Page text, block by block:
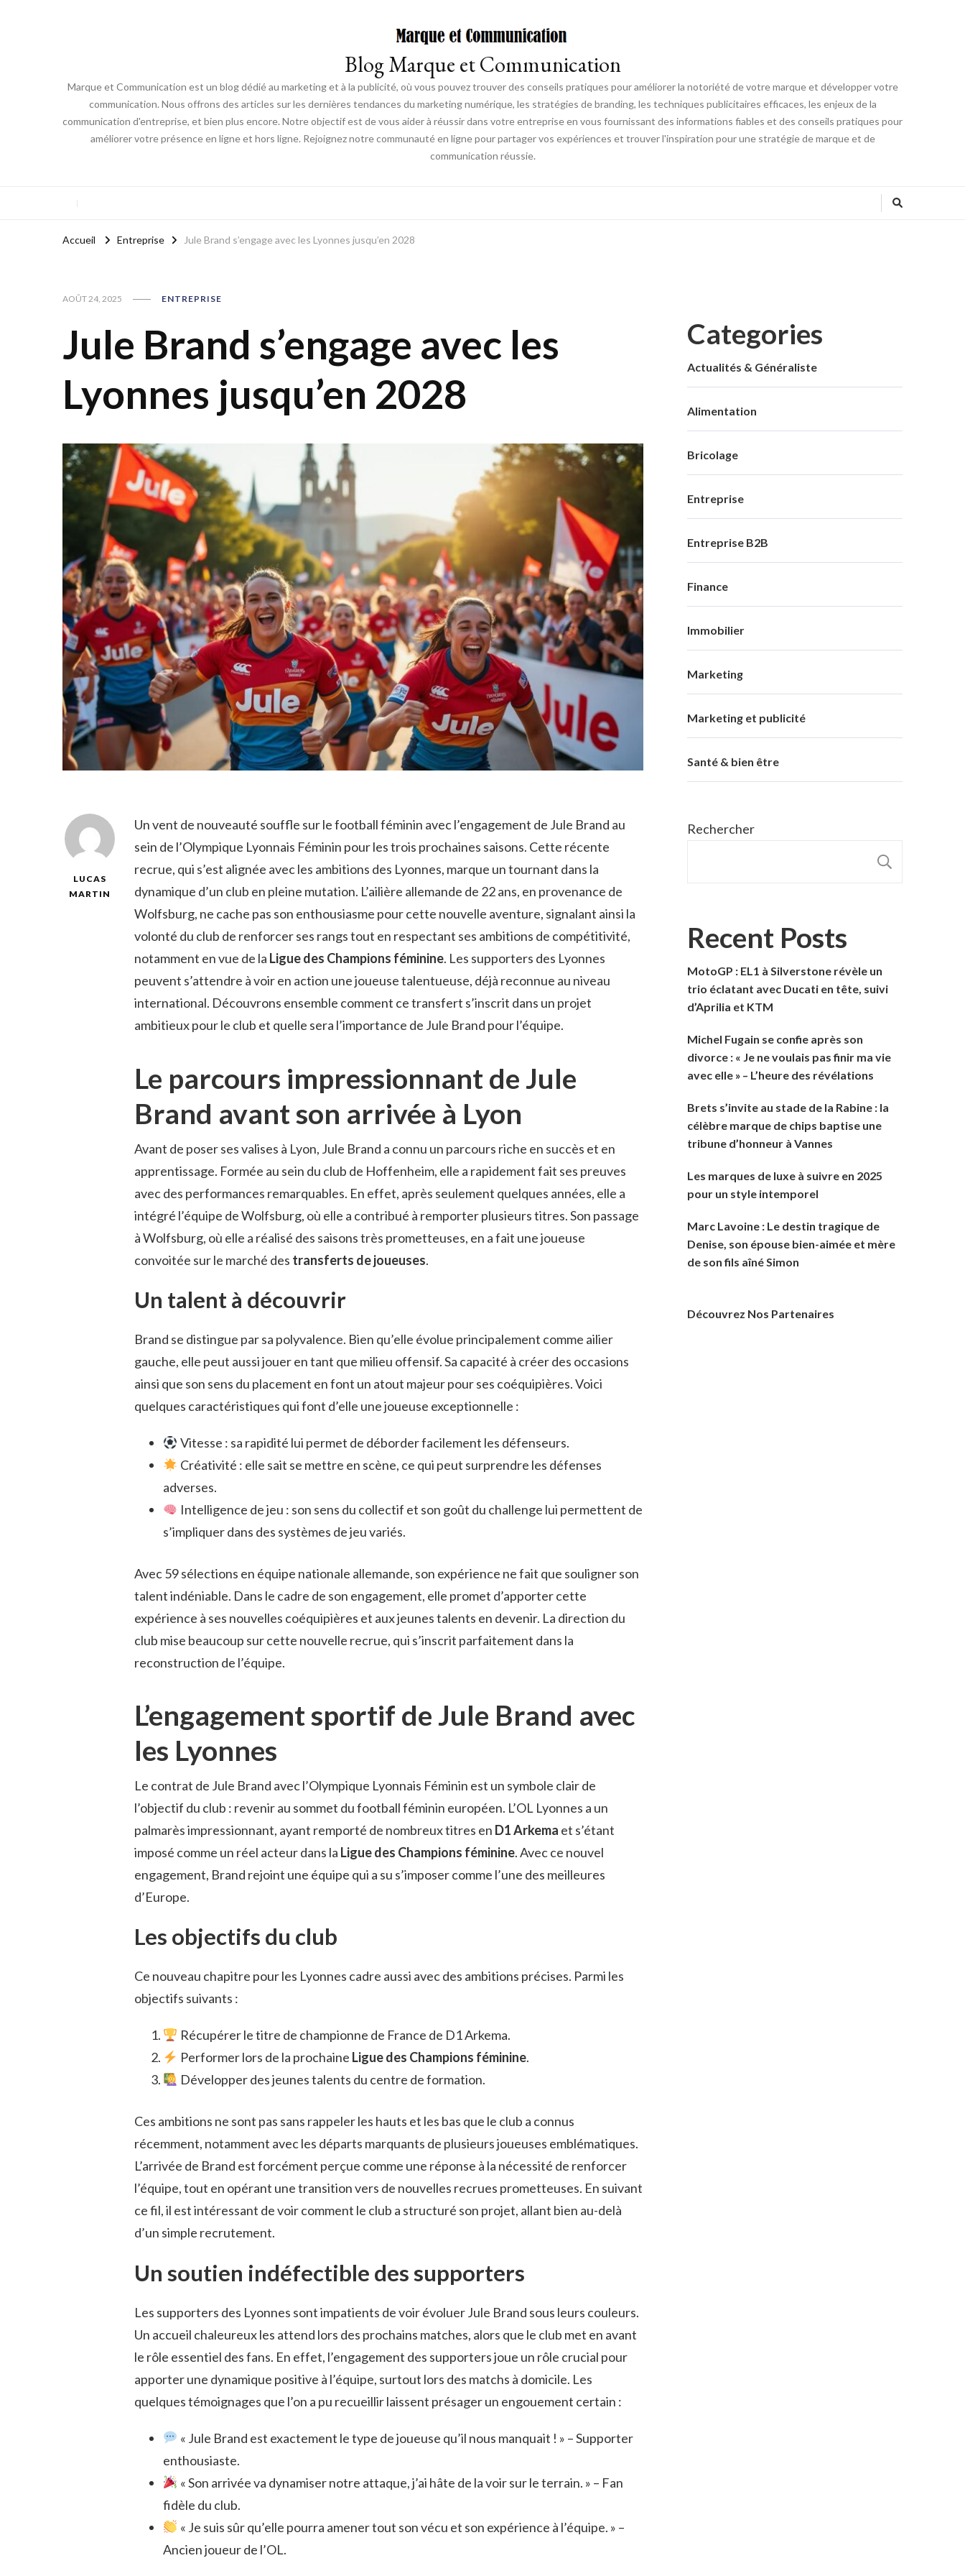
Blog Marque et Communication
Marque et Communication est un blog dédié au marketing et à la publicité, où vous pouvez trouver des conseils pratiques pour améliorer la notoriété de votre marque et développer votre
communication. Nous offrons des articles sur les dernières tendances du marketing numérique, les stratégies de branding, les techniques publicitaires efficaces, les enjeux de la
communication d'entreprise, et bien plus encore. Notre objectif est de vous aider à réussir dans votre entreprise en vous fournissant des informations fiables et des conseils pratiques pour
améliorer votre présence en ligne et hors ligne. Rejoignez notre communauté en ligne pour partager vos expériences et trouver l'inspiration pour une stratégie de marque et de
communication réussie.
Accueil Entreprise Jule Brand s’engage avec les Lyonnes jusqu’en 2028
AOÛT 24, 2025 ENTREPRISE
Jule Brand s’engage avec les
Lyonnes jusqu’en 2028
LUCAS
MARTIN
Un vent de nouveauté souffle sur le football féminin avec l’engagement de Jule Brand au
sein de l’Olympique Lyonnais Féminin pour les trois prochaines saisons. Cette récente
recrue, qui s’est alignée avec les ambitions des Lyonnes, marque un tournant dans la
dynamique d’un club en pleine mutation. L’ailière allemande de 22 ans, en provenance de
Wolfsburg, ne cache pas son enthousiasme pour cette nouvelle aventure, signalant ainsi la
volonté du club de renforcer ses rangs tout en respectant ses ambitions de compétitivité,
notamment en vue de la Ligue des Champions féminine. Les supporters des Lyonnes
peuvent s’attendre à voir en action une joueuse talentueuse, déjà reconnue au niveau
international. Découvrons ensemble comment ce transfert s’inscrit dans un projet
ambitieux pour le club et quelle sera l’importance de Jule Brand pour l’équipe.
Le parcours impressionnant de Jule
Brand avant son arrivée à Lyon
Avant de poser ses valises à Lyon, Jule Brand a connu un parcours riche en succès et en
apprentissage. Formée au sein du club de Hoffenheim, elle a rapidement fait ses preuves
avec des performances remarquables. En effet, après seulement quelques années, elle a
intégré l’équipe de Wolfsburg, où elle a contribué à remporter plusieurs titres. Son passage
à Wolfsburg, où elle a réalisé des saisons très prometteuses, en a fait une joueuse
convoitée sur le marché des transferts de joueuses.
Un talent à découvrir
Brand se distingue par sa polyvalence. Bien qu’elle évolue principalement comme ailier
gauche, elle peut aussi jouer en tant que milieu offensif. Sa capacité à créer des occasions
ainsi que son sens du placement en font un atout majeur pour ses coéquipières. Voici
quelques caractéristiques qui font d’elle une joueuse exceptionnelle :
Vitesse : sa rapidité lui permet de déborder facilement les défenseurs.
Créativité : elle sait se mettre en scène, ce qui peut surprendre les défenses
adverses.
Intelligence de jeu : son sens du collectif et son goût du challenge lui permettent de
s’impliquer dans des systèmes de jeu variés.
Avec 59 sélections en équipe nationale allemande, son expérience ne fait que souligner son
talent indéniable. Dans le cadre de son engagement, elle promet d’apporter cette
expérience à ses nouvelles coéquipières et aux jeunes talents en devenir. La direction du
club mise beaucoup sur cette nouvelle recrue, qui s’inscrit parfaitement dans la
reconstruction de l’équipe.
L’engagement sportif de Jule Brand avec
les Lyonnes
Le contrat de Jule Brand avec l’Olympique Lyonnais Féminin est un symbole clair de
l’objectif du club : revenir au sommet du football féminin européen. L’OL Lyonnes a un
palmarès impressionnant, ayant remporté de nombreux titres en D1 Arkema et s’étant
imposé comme un réel acteur dans la Ligue des Champions féminine. Avec ce nouvel
engagement, Brand rejoint une équipe qui a su s’imposer comme l’une des meilleures
d’Europe.
Les objectifs du club
Ce nouveau chapitre pour les Lyonnes cadre aussi avec des ambitions précises. Parmi les
objectifs suivants :
Récupérer le titre de championne de France de D1 Arkema.
Performer lors de la prochaine Ligue des Champions féminine.
Développer des jeunes talents du centre de formation.
Ces ambitions ne sont pas sans rappeler les hauts et les bas que le club a connus
récemment, notamment avec les départs marquants de plusieurs joueuses emblématiques.
L’arrivée de Brand est forcément perçue comme une réponse à la nécessité de renforcer
l’équipe, tout en opérant une transition vers de nouvelles recrues prometteuses. En suivant
ce fil, il est intéressant de voir comment le club a structuré son projet, allant bien au-delà
d’un simple recrutement.
Un soutien indéfectible des supporters
Les supporters des Lyonnes sont impatients de voir évoluer Jule Brand sous leurs couleurs.
Un accueil chaleureux les attend lors des prochains matches, alors que le club met en avant
le rôle essentiel des fans. En effet, l’engagement des supporters joue un rôle crucial pour
apporter une dynamique positive à l’équipe, surtout lors des matchs à domicile. Les
quelques témoignages que l’on a pu recueillir laissent présager un engouement certain :
« Jule Brand est exactement le type de joueuse qu’il nous manquait ! » – Supporter
enthousiaste.
« Son arrivée va dynamiser notre attaque, j’ai hâte de la voir sur le terrain. » – Fan
fidèle du club.
« Je suis sûr qu’elle pourra amener tout son vécu et son expérience à l’équipe. » –
Ancien joueur de l’OL.
Categories
Actualités & Généraliste
Alimentation
Bricolage
Entreprise
Entreprise B2B
Finance
Immobilier
Marketing
Marketing et publicité
Santé & bien être
Rechercher
Recent Posts
MotoGP : EL1 à Silverstone révèle un
trio éclatant avec Ducati en tête, suivi
d’Aprilia et KTM
Michel Fugain se confie après son
divorce : « Je ne voulais pas finir ma vie
avec elle » – L’heure des révélations
Brets s’invite au stade de la Rabine : la
célèbre marque de chips baptise une
tribune d’honneur à Vannes
Les marques de luxe à suivre en 2025
pour un style intemporel
Marc Lavoine : Le destin tragique de
Denise, son épouse bien-aimée et mère
de son fils aîné Simon
Découvrez Nos Partenaires